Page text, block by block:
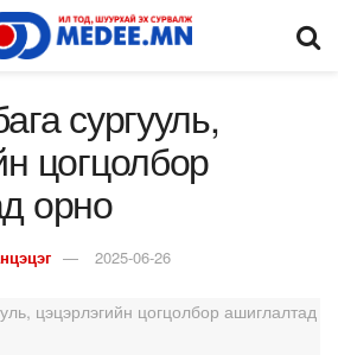
сургууль,
цогцолбор
орно
2025-06-26